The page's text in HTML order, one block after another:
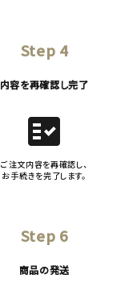
Step 4
内容を再確認し完了
fact_check
ご注文内容を再確認し、
お手続きを完了します。
Step 6
商品の発送